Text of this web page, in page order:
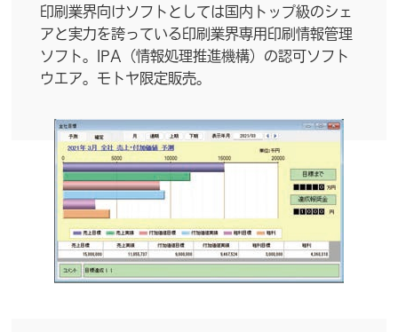
印刷業界向けソフトとしては国内トップ級のシェ
アと実力を誇っている印刷業界専用印刷情報管理
ソフト。IPA（情報処理推進機構）の認可ソフト
ウエア。モトヤ限定販売。